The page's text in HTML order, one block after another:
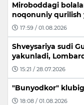
Miroboddagi
noqonuniy qurilish
17:59 / 01.08.2026
Shveysariya sudi
yakunladi,
15:21 / 28.07.2026
"Bunyodkor"
18:08 / 01.08.2026